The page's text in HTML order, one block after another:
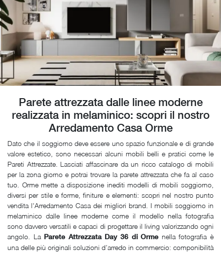
Parete attrezzata dalle linee moderne
realizzata in melaminico: scopri il nostro
Arredamento Casa Orme
Dato che il soggiorno deve essere uno spazio funzionale e di grande
valore estetico, sono necessari alcuni mobili belli e pratici come le
Pareti Attrezzate. Lasciati affascinare da un ricco catalogo di mobili
per la zona giorno e potrai trovare la parete attrezzata che fa al caso
tuo. Orme mette a disposizione inediti modelli di mobili soggiorno,
diversi per stile e forme, finiture e elementi: scopri nel nostro punto
vendita l'Arredamento Casa dei migliori brand. I mobili soggiorno in
melaminico dalle linee moderne come il modello nella fotografia
sono davvero versatili e capaci di progettare il living valorizzando ogni
angolo. La Parete Attrezzata Day 36 di Orme nella fotografia è
una delle più originali soluzioni d’arredo in commercio: componibilità